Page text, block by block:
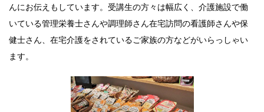
んにお伝えもしています。受講生の方々は幅広く、介護施設で働
いている管理栄養士さんや調理師さん在宅訪問の看護師さんや保
健士さん、在宅介護をされているご家族の方などがいらっしゃい
ます。